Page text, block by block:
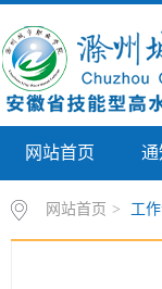
网站首页 通
网站首页 > 工